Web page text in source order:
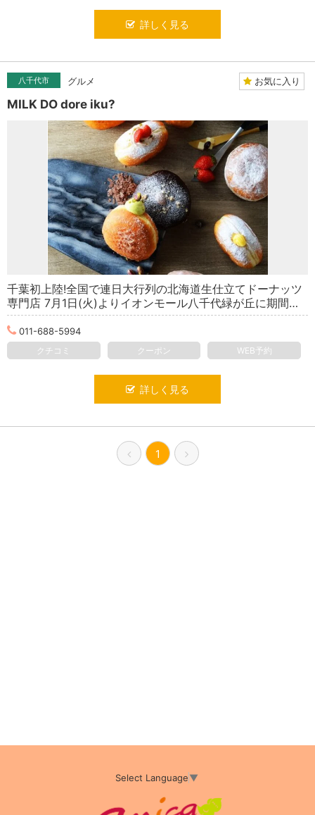
詳しく見る
八千代市 グルメ お気に入り
MILK DO dore iku?
千葉初上陸!全国で連日大行列の北海道生仕立てドーナッツ
専門店 7月1日(火)よりイオンモール八千代緑が丘に期間…
011-688-5994
クチコミ クーポン WEB予約
詳しく見る
1
Select Language▼